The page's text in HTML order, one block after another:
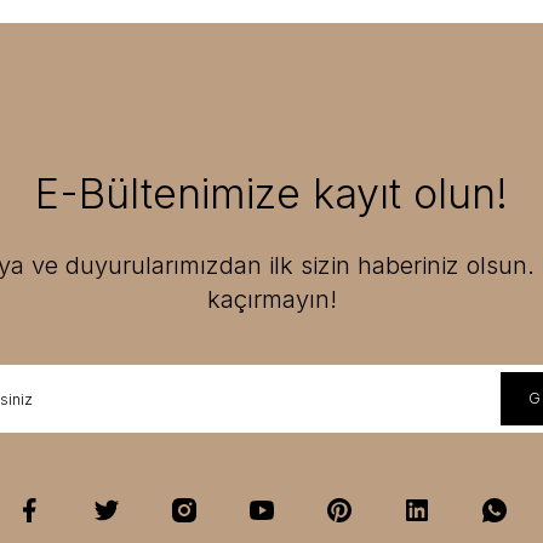
E-Bültenimize kayıt olun!
ve duyurularımızdan ilk sizin haberiniz olsun.
kaçırmayın!